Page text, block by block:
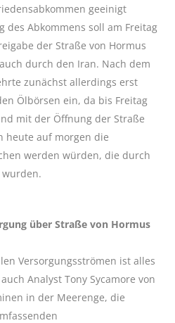
geeinigt
des Abkommens soll am Freitag
der Straße von Hormus
durch den Iran. Nach dem
zunächst allerdings erst
Ölbörsen ein, da bis Freitag
mit der Öffnung der Straße
heute auf morgen die
werden würden, die durch
über Straße von Hormus
Versorgungsströmen ist alles
Analyst Tony Sycamore von
in der Meerenge, die